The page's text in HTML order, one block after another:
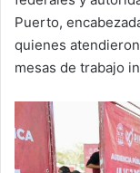
Puerto,
quienes
mesas de trabajo